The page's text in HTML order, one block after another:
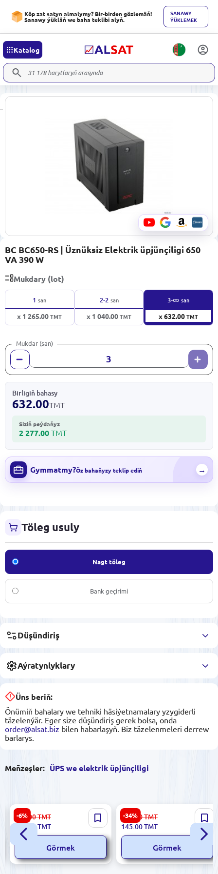
Köp zat satyn almalymy? Bir-birden gözlemäň!
Sanawy ýükläň we baha teklibi alyň.
SANAWY
ÝÜKLEMEK
Katalog
BC BC650-RS | Üznüksiz Elektrik üpjünçiligi 650
VA 390 W
Mukdary (lot)
1 san
x 1 265.00TMT
2-2 san
x 1 040.00TMT
3-∞ san
x 632.00TMT
Mukdar (san)
Birligiň bahasy
632.00TMT
Siziň peýdaňyz
2 277.00 TMT
Gymmatmy?Öz bahaňyzy teklip ediň →
Töleg usuly
Nagt töleg
Bank geçirimi
Düşündiriş
Aýratynlyklary
Üns beriň:
Önümiň bahalary we tehniki häsiýetnamalary yzygiderli
täzelenýär. Eger size düşündiriş gerek bolsa, onda
order@alsat.biz bilen habarlaşyň. Biz täzelenmeleri derrew
barlarys.
Meñzeşler: ÜPS we elektrik üpjünçiligi
-6%
HP ACAD19.5V6.15A |
Elektrik Adapteri 19.5V
6.15A 7.4/5.0 mm
354.00TMT
330.00TMT
Görmek
-34%
Lenovo ACAD20V3.25A | Tok
üpjün ediji 20V 3.25A
222.00TMT
145.00TMT
Görmek